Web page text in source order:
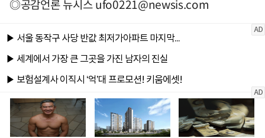
◎공감언론 뉴시스ufo0221@newsis.com